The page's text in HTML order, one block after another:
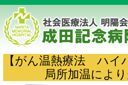
【がん温熱療法 ハ
局所加温によ